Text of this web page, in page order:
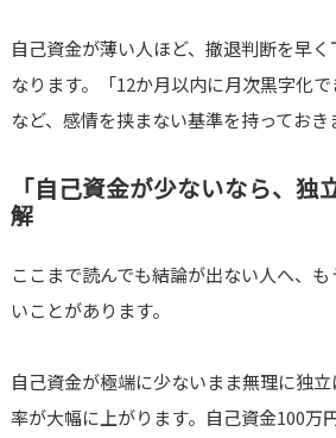
自己資金が薄い人ほど、撤退判断を早
なります。「12か月以内に月次黒字化で
など、感情を挟まない基準を持っておき
「自己資金が少ないなら、独
解
ここまで読んでも結論が出ない人へ、
いことがあります。
自己資金が極端に少ないまま無理に独
率が大幅に上がります。自己資金100万